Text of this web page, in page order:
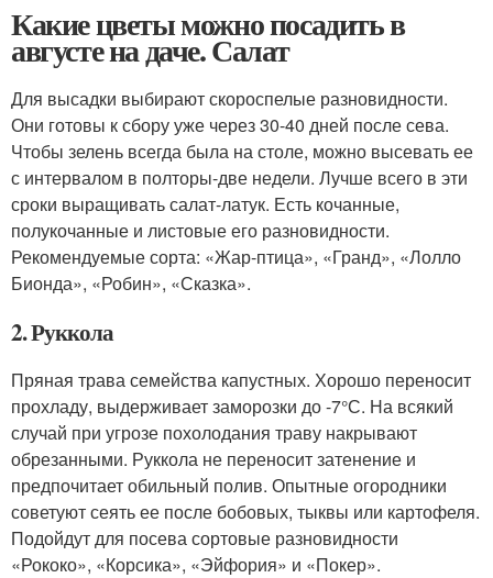
Какие цветы можно посадить в
августе на даче. Салат
Для высадки выбирают скороспелые разновидности.
Они готовы к сбору уже через 30-40 дней после сева.
Чтобы зелень всегда была на столе, можно высевать ее
с интервалом в полторы-две недели. Лучше всего в эти
сроки выращивать салат-латук. Есть кочанные,
полукочанные и листовые его разновидности.
Рекомендуемые сорта: «Жар-птица», «Гранд», «Лолло
Бионда», «Робин», «Сказка».
2. Руккола
Пряная трава семейства капустных. Хорошо переносит
прохладу, выдерживает заморозки до -7°С. На всякий
случай при угрозе похолодания траву накрывают
обрезанными. Руккола не переносит затенение и
предпочитает обильный полив. Опытные огородники
советуют сеять ее после бобовых, тыквы или картофеля.
Подойдут для посева сортовые разновидности
«Рококо», «Корсика», «Эйфория» и «Покер».